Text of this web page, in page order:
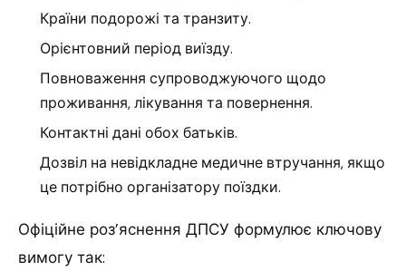
Країни подорожі та транзиту.
Орієнтовний період виїзду.
Повноваження супроводжуючого щодо
проживання, лікування та повернення.
Контактні дані обох батьків.
Дозвіл на невідкладне медичне втручання, якщо
це потрібно організатору поїздки.
Офіційне роз’яснення ДПСУ формулює ключову
вимогу так: